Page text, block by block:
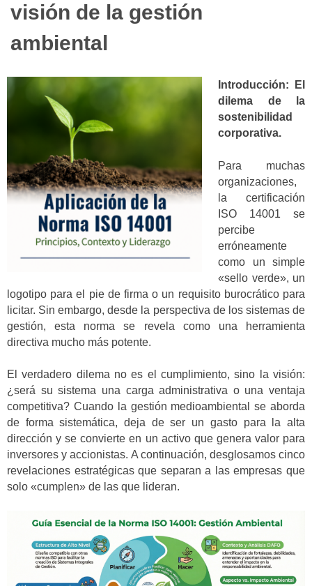
visión de la gestión
ambiental
Introducción: El
dilema de la
sostenibilidad
corporativa.
Para muchas
organizaciones,
la certificación
ISO 14001 se
percibe
erróneamente
como un simple
«sello verde», un
logotipo para el pie de firma o un requisito burocrático para
licitar. Sin embargo, desde la perspectiva de los sistemas de
gestión, esta norma se revela como una herramienta
directiva mucho más potente.
El verdadero dilema no es el cumplimiento, sino la visión:
¿será su sistema una carga administrativa o una ventaja
competitiva? Cuando la gestión medioambiental se aborda
de forma sistemática, deja de ser un gasto para la alta
dirección y se convierte en un activo que genera valor para
inversores y accionistas. A continuación, desglosamos cinco
revelaciones estratégicas que separan a las empresas que
solo «cumplen» de las que lideran.